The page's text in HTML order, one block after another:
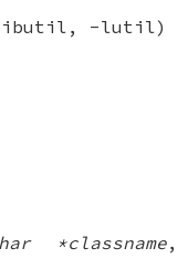
(libutil, -lutil)
*classname,